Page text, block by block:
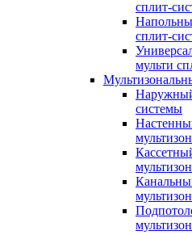
сплит-
сплит-
мульти
системы